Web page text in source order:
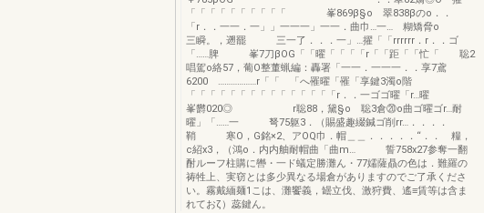
「「「「「「「「「「 峯869β§o 翠838βのo．．
「r．．一一．一」」一一一」一一．曲巾…一… 糊矯脅o
三瞬。，遡罷 三一了．．．一」…擢「「rrrrrr．r．．ゴ
「……脾 峯7刀βOG「「曜「「「「r「「距「「忙「 聡2
唱駕o絡57，葡O整董蝋編：轟署「一一．一一一．．享7鳶
6200 ………………r「「 「へ罹曜「罹「享鍵3濁o階
「「「「「「「「「「「「「「「r．．一ゴゴ曜「r…曜
峯欝020◎ r聡88，黛§o 聡3倉⑳o曲ゴ曜ゴr…耐
曜」「……一 弩75躯3．（賜盛趣綴鍼ゴ削rr…．．．．
鞘 寒O，G銘×2、アOQ巾．帽＿＿．．．．．“．． 糧，
c紹x3，（鴻o．内内舳耐帽曲「曲m… 誓758x27参奪一翻
酎ルーフ柱購に轡・一ド蟻定勝灘ん・77嬬薩贔の色は．難羅の
祷牲上、実窃とは多少異なる場倉がありますのでご了承くださ
い。霧戴緬麺1こは、灘饗義，罎立伐、激狩費、遙≡賃等は含ま
れておζ）蕊鍵ん。